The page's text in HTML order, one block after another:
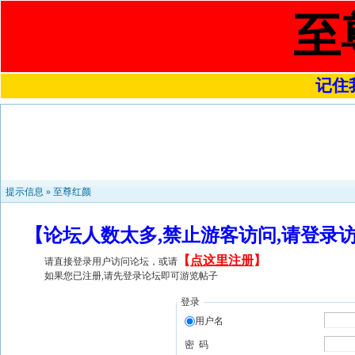
至
记住
提示信息 » 至尊红颜
【论坛人数太多,禁止游客访问,请登
请直接登录用户访问论坛，或请 【 点这里注册】
如果您已注册,请先登录论坛即可游览帖子
登录
用户名
密 码